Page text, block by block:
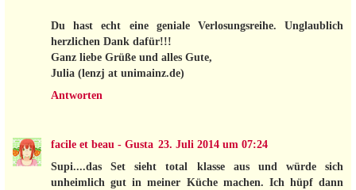
Du hast echt eine geniale Verlosungsreihe. Unglaublich
herzlichen Dank dafür!!!
Ganz liebe Grüße und alles Gute,
Julia (lenzj at unimainz.de)
Antworten
facile et beau - Gusta 23. Juli 2014 um 07:24
Supi....das Set sieht total klasse aus und würde sich
unheimlich gut in meiner Küche machen. Ich hüpf dann